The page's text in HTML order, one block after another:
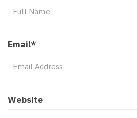
Email*
Website